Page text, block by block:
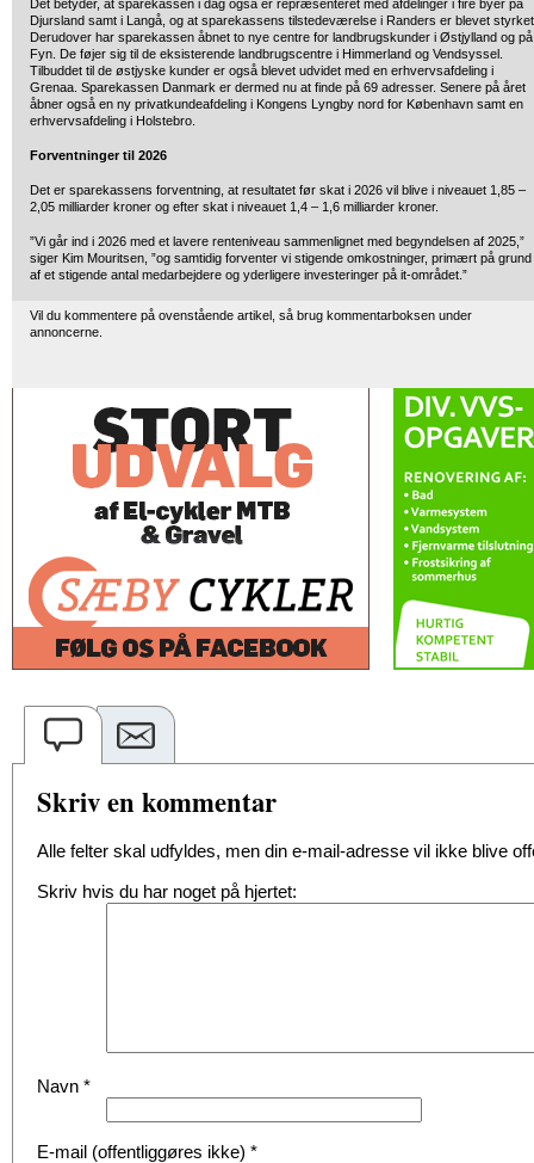
Det betyder, at sparekassen i dag også er repræsenteret med afdelinger i fire byer på
Djursland samt i Langå, og at sparekassens tilstedeværelse i Randers er blevet
Derudover har sparekassen åbnet to nye centre for landbrugskunder i Østjylland og på
Fyn. De føjer sig til de eksisterende landbrugscentre i Himmerland og Vendsyssel.
Tilbuddet til de østjyske kunder er også blevet udvidet med en erhvervsafdeling i
Grenaa. Sparekassen Danmark er dermed nu at finde på 69 adresser. Senere på året
åbner også en ny privatkundeafdeling i Kongens Lyngby nord for København samt en
erhvervsafdeling i Holstebro.
Forventninger til 2026
Det er sparekassens forventning, at resultatet før skat i 2026 vil blive i niveauet 1,85 –
2,05 milliarder kroner og efter skat i niveauet 1,4 – 1,6 milliarder kroner.
”Vi går ind i 2026 med et lavere renteniveau sammenlignet med begyndelsen af 2025,”
siger Kim Mouritsen, ”og samtidig forventer vi stigende omkostninger, primært på grund
af et stigende antal medarbejdere og yderligere investeringer på it-området.”
Vil du kommentere på ovenstående artikel, så brug kommentarboksen under
annoncerne.
Skriv en kommentar
Alle felter skal udfyldes, men din e-mail-adresse vil ikke blive
Skriv hvis du har noget på hjertet:
Navn *
E-mail (offentliggøres ikke) *